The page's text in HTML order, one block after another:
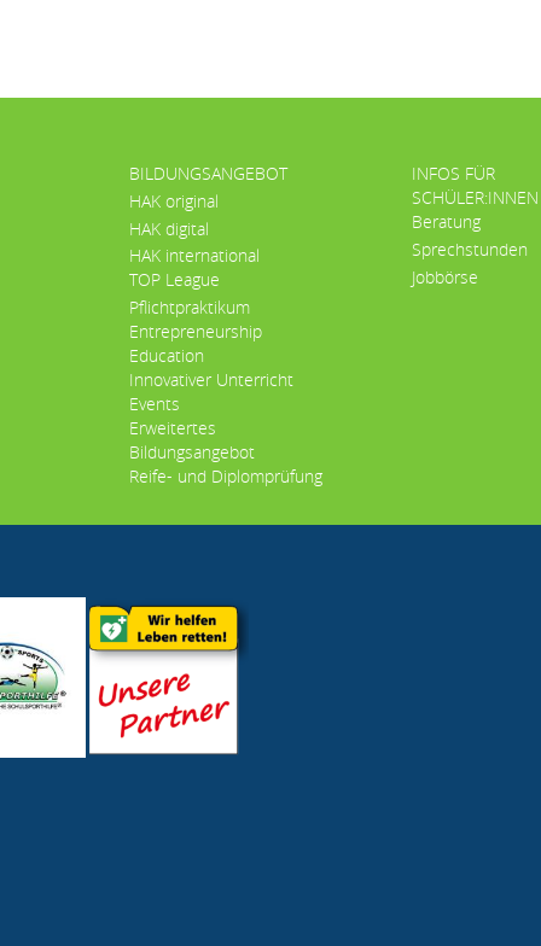
BILDUNGSANGEBOT
HAK original
HAK digital
HAK international
TOP League
Pflichtpraktikum
Entrepreneurship
Education
Innovativer Unterricht
Events
Erweitertes
Bildungsangebot
Reife- und Diplomprüfung
INFOS FÜR
SCHÜLER:INNEN
Beratung
Sprechstunden
Jobbörse